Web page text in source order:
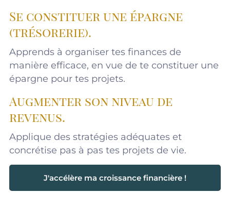
Se constituer une épargne
(trésorerie).
Apprends à organiser tes finances de
manière efficace, en vue de te constituer une
épargne pour tes projets.
Augmenter son niveau de
revenus.
Applique des stratégies adéquates et
concrétise pas à pas tes projets de vie.
J'accélère ma croissance financière !